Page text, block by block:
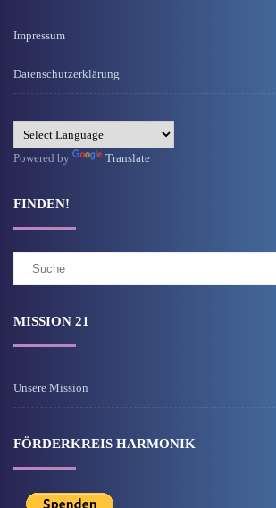
Impressum
Datenschutzerklärung
Powered by Translate
FINDEN!
Suchergebnis
MISSION 21
Unsere Mission
FÖRDERKREIS HARMONIK